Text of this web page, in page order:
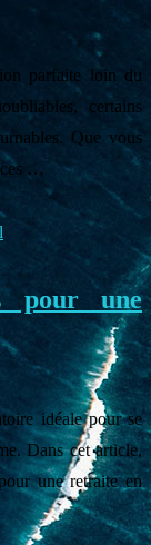
parfaite loin du
certains
Que vous
ces …
pour une
idéale pour se
Dans cet article,
une retraite en